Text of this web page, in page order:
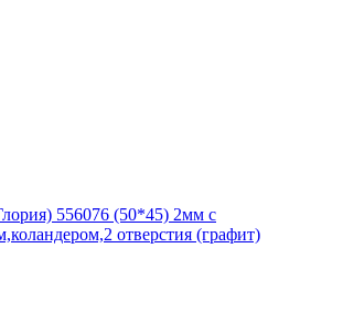
556076 (50*45) 2мм с
отверстия (графит)